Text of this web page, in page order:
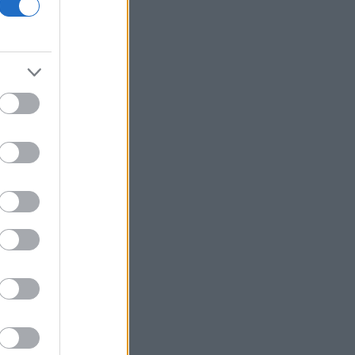
χαρακτηριστικά σε περιοχές του
ΗΠΑ: Χάθηκαν 23.000 θέσεις εργασίας
τον Ιούλιο - Σημάδια επιδείνωσης στην
Διεθνή μέσα της Ιταλίας
της Σύρου
Τραμπ: Τα επιτόκια πρέπει να
αποκλειστικά από τον Γουόρς
μέτρων κατά των κουνουπιών λόγω
αυξημένης κυκλοφορίας του ιού
Σε κατάσταση κινητοποίησης Red
Ικαρία
Η Ρωσία «βγάζει στο σφυρί» το 30%